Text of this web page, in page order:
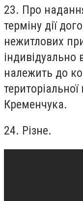
23. Про
терміну дії
нежитлових
належить до
Кременчука.
24. Різне.